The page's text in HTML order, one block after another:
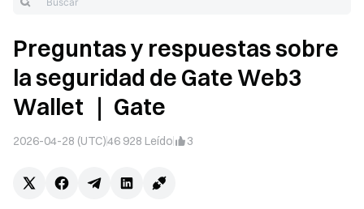
Preguntas y respuestas sobre
la seguridad de Gate Web3
Wallet ｜ Gate
2026-04-28 (UTC)46 928 Leído 3